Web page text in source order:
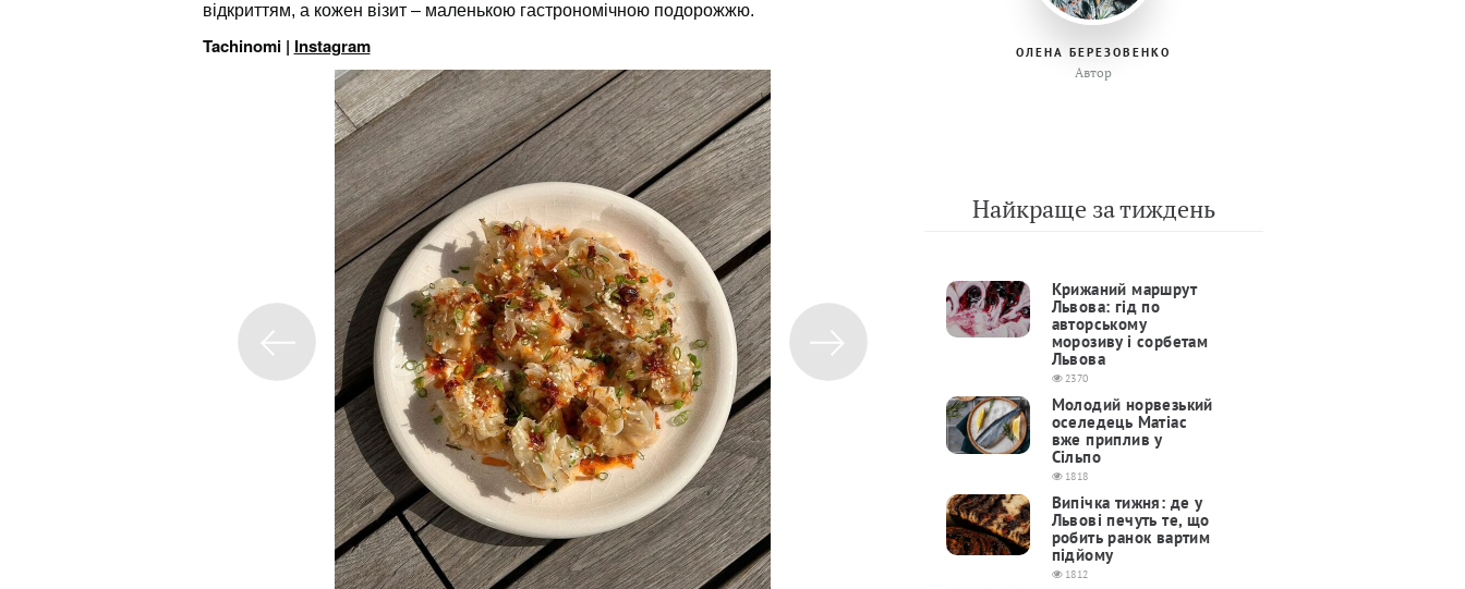
відкриттям, а кожен візит – маленькою гастрономічною подорожжю.
Tachinomi | Instagram ОЛЕНА БЕРЕЗОВЕНКО
Автор
Найкраще за тиждень
Крижаний маршрут
Львова: гід по
авторському
морозиву і сорбетам
Львова
2370
Молодий норвезький
оселедець Матіас
вже приплив у
Сільпо
1818
Випічка тижня: де у
Львові печуть те, що
робить ранок вартим
підйому
1812